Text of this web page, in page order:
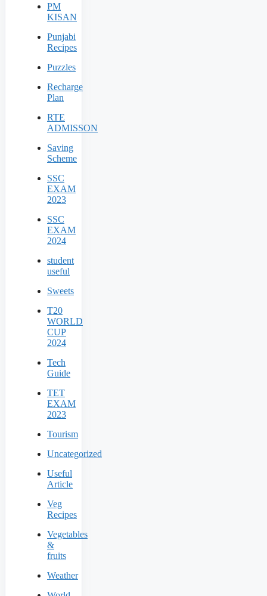
PM
KISAN
Punjabi
Recipes
Puzzles
Recharge
Plan
RTE
ADMISSON
Saving
Scheme
SSC
EXAM
2023
SSC
EXAM
2024
student
useful
Sweets
T20
WORLD
CUP
2024
Tech
Guide
TET
EXAM
2023
Tourism
Uncategorized
Useful
Article
Veg
Recipes
Vegetables
&
fruits
Weather